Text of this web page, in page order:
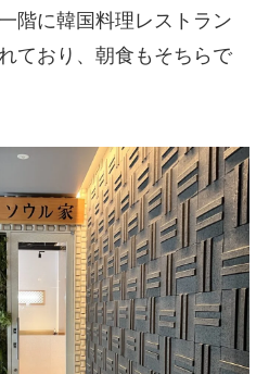
階に韓国料理レストラン
ており、朝食もそちらで